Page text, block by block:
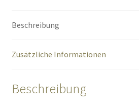
Beschreibung
Zusätzliche Informationen
Beschreibung